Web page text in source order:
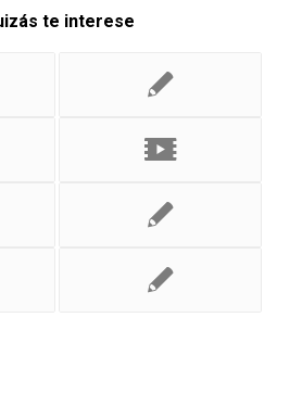
te interese